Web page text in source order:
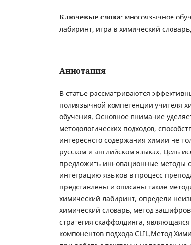
Ключевые слова: многоязычное
лабиринт, игра в химический
Аннотация
В статье рассматриваются
полиязычной компетенции учителя
обучения. Основное внимание
методологических подходов,
интересного содержания химии не
русском и английском языках. Цель
предложить инновационные методы
интеграцию языков в процесс
представлены и описаны такие
химический лабиринт, определи
химический словарь, метод
стратегия скаффолдинга,
компонентов подхода CLIL.Метод